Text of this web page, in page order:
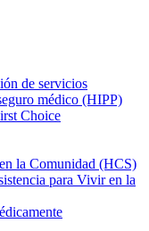
de servicios
médico (HIPP)
Choice
la Comunidad (HCS)
para Vivir en la